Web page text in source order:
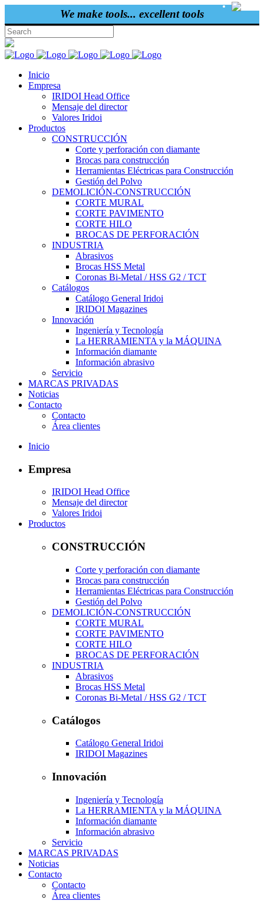
We make tools... excellent tools
Inicio
Empresa
IRIDOI Head Office
Mensaje del director
Valores Iridoi
Productos
CONSTRUCCIÓN
Corte y perforación con diamante
Brocas para construcción
Herramientas Eléctricas para Construcción
Gestión del Polvo
DEMOLICIÓN-CONSTRUCCIÓN
CORTE MURAL
CORTE PAVIMENTO
CORTE HILO
BROCAS DE PERFORACIÓN
INDUSTRIA
Abrasivos
Brocas HSS Metal
Coronas Bi-Metal / HSS G2 / TCT
Catálogos
Catálogo General Iridoi
IRIDOI Magazines
Innovación
Ingeniería y Tecnología
La HERRAMIENTA y la MÁQUINA
Información diamante
Información abrasivo
Servicio
MARCAS PRIVADAS
Noticias
Contacto
Contacto
Área clientes
Inicio
Empresa
IRIDOI Head Office
Mensaje del director
Valores Iridoi
Productos
CONSTRUCCIÓN
Corte y perforación con diamante
Brocas para construcción
Herramientas Eléctricas para Construcción
Gestión del Polvo
DEMOLICIÓN-CONSTRUCCIÓN
CORTE MURAL
CORTE PAVIMENTO
CORTE HILO
BROCAS DE PERFORACIÓN
INDUSTRIA
Abrasivos
Brocas HSS Metal
Coronas Bi-Metal / HSS G2 / TCT
Catálogos
Catálogo General Iridoi
IRIDOI Magazines
Innovación
Ingeniería y Tecnología
La HERRAMIENTA y la MÁQUINA
Información diamante
Información abrasivo
Servicio
MARCAS PRIVADAS
Noticias
Contacto
Contacto
Área clientes